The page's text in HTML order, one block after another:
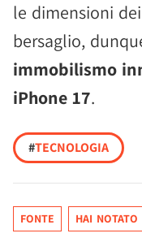
le dimensioni
bersaglio,
immobilismo
iPhone 17.
#TECNOLOGIA
FONTE HAI NOTATO